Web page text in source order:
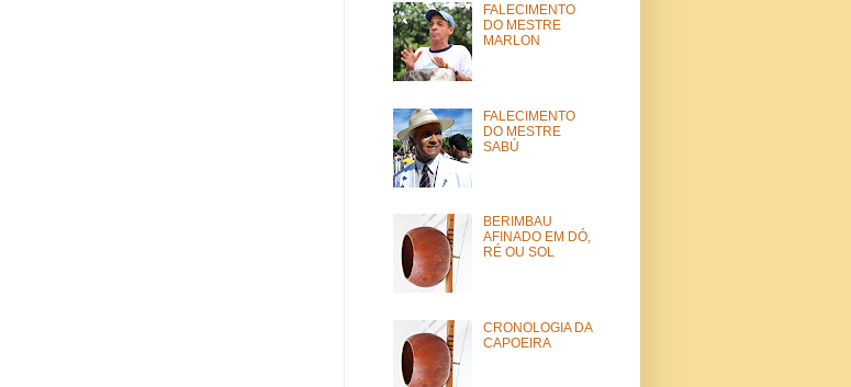
FALECIMENTO
DO MESTRE
MARLON
FALECIMENTO
DO MESTRE
SABÚ
BERIMBAU
AFINADO EM DÓ,
RÉ OU SOL
CRONOLOGIA DA
CAPOEIRA